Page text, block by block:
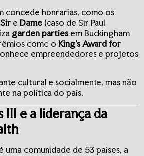
concede honrarias, como os
Sir eDame (caso de Sir Paul
garden partiesem Buckingham
como oKing’s Award for
empreendedores e projetos
cultural e socialmente, mas não
na política do país.
III e a liderança da
é uma comunidade de 53 países, a